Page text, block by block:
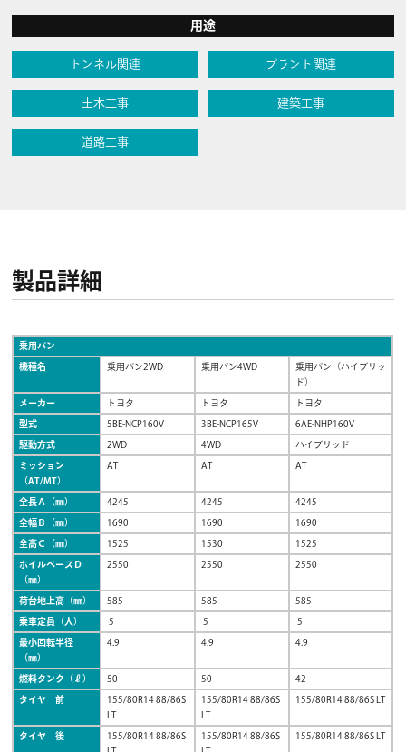
用途
トンネル関連 プラント関連
土木工事 建築工事
道路工事
製品詳細
乗用バン
機種名 乗用バン2WD 乗用バン4WD
乗用バン（ハイブリッ
ド）
メーカー トヨタ トヨタ トヨタ
型式 5BE-NCP160V 3BE-NCP165V 6AE-NHP160V
駆動方式 2WD 4WD ハイブリッド
ミッション
（AT/MT）
AT AT AT
全長Ａ（㎜） 4245 4245 4245
全幅Ｂ（㎜） 1690 1690 1690
全高Ｃ（㎜） 1525 1530 1525
ホイルベースＤ
（㎜）
2550 2550 2550
荷台地上高（㎜） 585 585 585
乗車定員（人） 5 5 5
最小回転半径
（㎜）
4.9 4.9 4.9
燃料タンク（ℓ） 50 50 42
タイヤ 前
155/80R14 88/86S
LT
155/80R14 88/86S
LT
155/80R14 88/86S LT
タイヤ 後
155/80R14 88/86S
155/80R14 88/86S
155/80R14 88/86S LT